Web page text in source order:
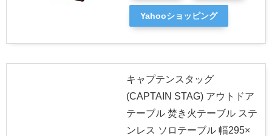
Yahooショッピング
キャプテンスタッグ
(CAPTAIN STAG) アウトドア
テーブル 焚き火テーブル ステ
ンレス ソロテーブル 幅295×